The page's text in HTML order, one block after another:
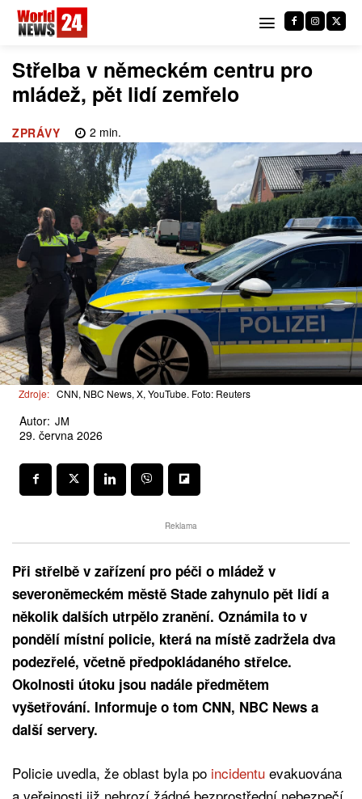
Střelba v německém centru pro
mládež, pět lidí zemřelo
ZPRÁVY 2 min.
Zdroje: CNN, NBC News, X, YouTube. Foto: Reuters
Autor: JM
29. června 2026
Reklama
Při střelbě v zařízení pro péči o mládež v
severoněmeckém městě Stade zahynulo pět lidí a
několik dalších utrpělo zranění. Oznámila to v
pondělí místní policie, která na místě zadržela dva
podezřelé, včetně předpokládaného střelce.
Okolnosti útoku jsou nadále předmětem
vyšetřování. Informuje o tom CNN, NBC News a
další servery.
Policie uvedla, že oblast byla po incidentu evakuována